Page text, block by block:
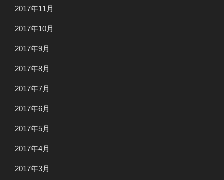
2017年11月
2017年10月
2017年9月
2017年8月
2017年7月
2017年6月
2017年5月
2017年4月
2017年3月